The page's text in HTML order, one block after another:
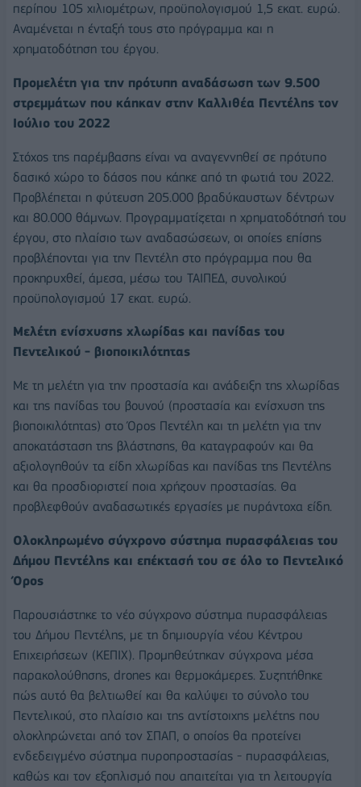
περίπου 105 χιλιομέτρων, προϋπολογισμού 1,5 εκατ. ευρώ.
Αναμένεται η ένταξή τους στο πρόγραμμα και η
χρηματοδότηση του έργου.
Προμελέτη για την πρότυπη αναδάσωση των 9.500
στρεμμάτων που κάηκαν στην Καλλιθέα Πεντέλης τον
Ιούλιο του 2022
Στόχος της παρέμβασης είναι να αναγεννηθεί σε πρότυπο
δασικό χώρο το δάσος που κάηκε από τη φωτιά του 2022.
Προβλέπεται η φύτευση 205.000 βραδύκαυστων δέντρων
και 80.000 θάμνων. Προγραμματίζεται η χρηματοδότησή του
έργου, στο πλαίσιο των αναδασώσεων, οι οποίες επίσης
προβλέπονται για την Πεντέλη στο πρόγραμμα που θα
προκηρυχθεί, άμεσα, μέσω του ΤΑΙΠΕΔ, συνολικού
προϋπολογισμού 17 εκατ. ευρώ.
Μελέτη ενίσχυσης χλωρίδας και πανίδας του
Πεντελικού - βιοποικιλότητας
Με τη μελέτη για την προστασία και ανάδειξη της χλωρίδας
και της πανίδας του βουνού (προστασία και ενίσχυση της
βιοποικιλότητας) στο Όρος Πεντέλη και τη μελέτη για την
αποκατάσταση της βλάστησης, θα καταγραφούν και θα
αξιολογηθούν τα είδη χλωρίδας και πανίδας της Πεντέλης
και θα προσδιοριστεί ποια χρήζουν προστασίας. Θα
προβλεφθούν αναδασωτικές εργασίες με πυράντοχα είδη.
Ολοκληρωμένο σύγχρονο σύστημα πυρασφάλειας του
Δήμου Πεντέλης και επέκτασή του σε όλο το Πεντελικό
Όρος
Παρουσιάστηκε το νέο σύγχρονο σύστημα πυρασφάλειας
του Δήμου Πεντέλης, με τη δημιουργία νέου Κέντρου
Επιχειρήσεων (ΚΕΠΙΧ). Προμηθεύτηκαν σύγχρονα μέσα
παρακολούθησης, drones και θερμοκάμερες. Συζητήθηκε
πώς αυτό θα βελτιωθεί και θα καλύψει το σύνολο του
Πεντελικού, στο πλαίσιο και της αντίστοιχης μελέτης που
ολοκληρώνεται από τον ΣΠΑΠ, ο οποίος θα προτείνει
ενδεδειγμένο σύστημα πυροπροστασίας - πυρασφάλειας,
καθώς και τον εξοπλισμό που απαιτείται για τη λειτουργία